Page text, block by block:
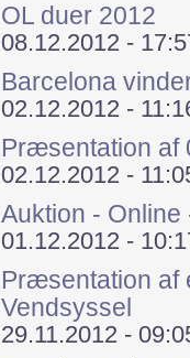
OL duer 2012
08.12.2012 -
Barcelona
02.12.2012 -
Præsentation af
02.12.2012 -
Auktion - Online
01.12.2012 -
Præsentation af
Vendsyssel
29.11.2012 -